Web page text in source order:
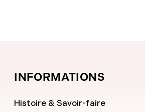
INFORMATIONS
Histoire & Savoir-faire